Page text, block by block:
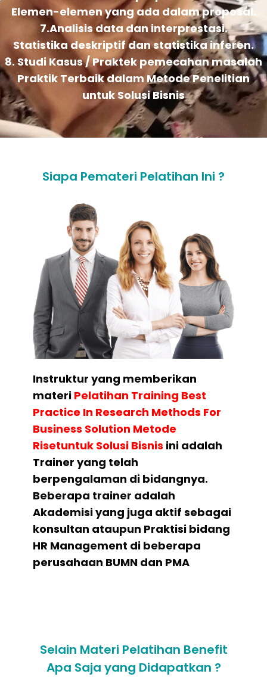
Elemen-elemen yang ada dalam proposal.
7.Analisis data dan interprestasi.
Statistika deskriptif dan statistika inferen.
8. Studi Kasus / Praktek pemecahan masalah
Praktik Terbaik dalam Metode Penelitian
untuk Solusi Bisnis
Siapa Pemateri Pelatihan Ini ?
Instruktur yang memberikan
materi Pelatihan Training Best
Practice In Research Methods For
Business Solution Metode
Risetuntuk Solusi Bisnis ini adalah
Trainer yang telah
berpengalaman di bidangnya.
Beberapa trainer adalah
Akademisi yang juga aktif sebagai
konsultan ataupun Praktisi bidang
HR Management di beberapa
perusahaan BUMN dan PMA
Selain Materi Pelatihan Benefit
Apa Saja yang Didapatkan ?